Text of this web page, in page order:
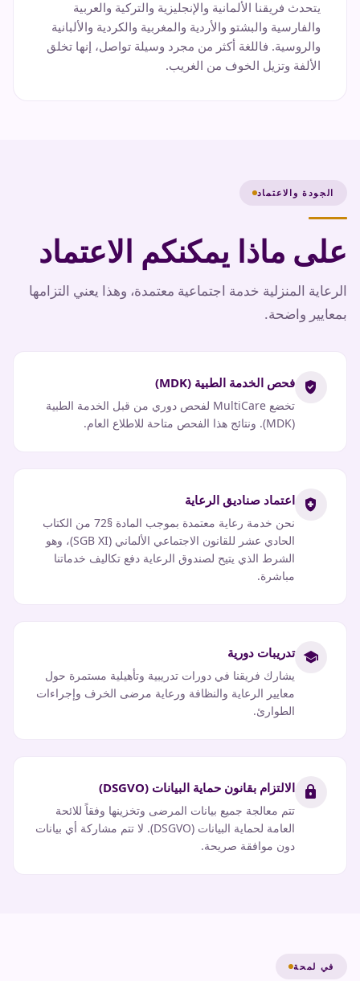
يتحدث فريقنا الألمانية والإنجليزية والتركية والعربية
والفارسية والبشتو والأردية والمغربية والكردية والألبانية
والروسية. فاللغة أكثر من مجرد وسيلة تواصل، إنها تخلق
الألفة وتزيل الخوف من الغريب.
الجودة والاعتماد
على ماذا يمكنكم الاعتماد
الرعاية المنزلية خدمة اجتماعية معتمدة، وهذا يعني التزامها
بمعايير واضحة.
verified_user فحص الخدمة الطبية (MDK)
تخضع MultiCare لفحص دوري من قبل الخدمة الطبية
(MDK). ونتائج هذا الفحص متاحة للاطلاع العام.
health_and_safety اعتماد صناديق الرعاية
نحن خدمة رعاية معتمدة بموجب المادة §72 من الكتاب
الحادي عشر للقانون الاجتماعي الألماني (SGB XI)، وهو
الشرط الذي يتيح لصندوق الرعاية دفع تكاليف خدماتنا
مباشرة.
school تدريبات دورية
يشارك فريقنا في دورات تدريبية وتأهيلية مستمرة حول
معايير الرعاية والنظافة ورعاية مرضى الخرف وإجراءات
الطوارئ.
lock الالتزام بقانون حماية البيانات (DSGVO)
تتم معالجة جميع بيانات المرضى وتخزينها وفقاً للائحة
العامة لحماية البيانات (DSGVO). لا تتم مشاركة أي بيانات
دون موافقة صريحة.
في لمحة